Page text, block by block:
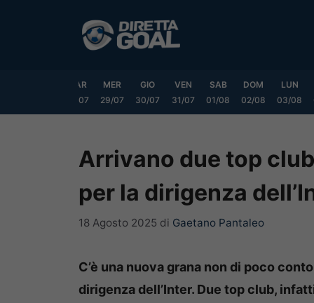
MAR
28/07
MER
29/07
GIO
30/07
VEN
31/07
SAB
01/08
DOM
02/08
LUN
03/08
Arrivano due top
per la dirigenza
18 Agosto 2025 di Gaetano Pantaleo
C’è una nuova grana non di poco
dirigenza dell’Inter. Due top club,